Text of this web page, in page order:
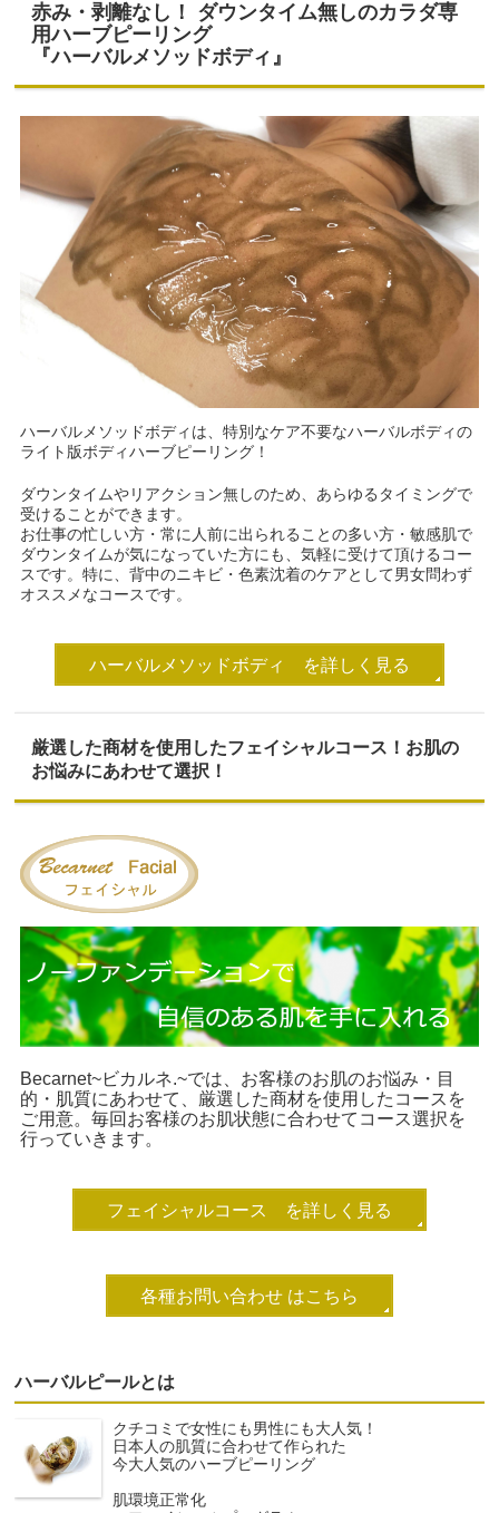
赤み・剥離なし！ ダウンタイム無しのカラダ専
用ハーブピーリング
『ハーバルメソッドボディ』
ハーバルメソッドボディは、特別なケア不要なハーバルボディの
ライト版ボディハーブピーリング！
ダウンタイムやリアクション無しのため、あらゆるタイミングで
受けることができます。
お仕事の忙しい方・常に人前に出られることの多い方・敏感肌で
ダウンタイムが気になっていた方にも、気軽に受けて頂けるコー
スです。特に、背中のニキビ・色素沈着のケアとして男女問わず
オススメなコースです。
ハーバルメソッドボディ を詳しく見る
厳選した商材を使用したフェイシャルコース！ お肌の
お悩みにあわせて選択！
Becarnet~ビカルネ.~では、お客様のお肌のお悩み・目
的・肌質にあわせて、厳選した商材を使用したコースを
ご用意。毎回お客様のお肌状態に合わせてコース選択を
行っていきます。
フェイシャルコース を詳しく見る
各種お問い合わせ はこちら
ハーバルピールとは
クチコミで女性にも男性にも大人気！
日本人の肌質に合わせて作られた
今大人気のハーブピーリング
肌環境正常化